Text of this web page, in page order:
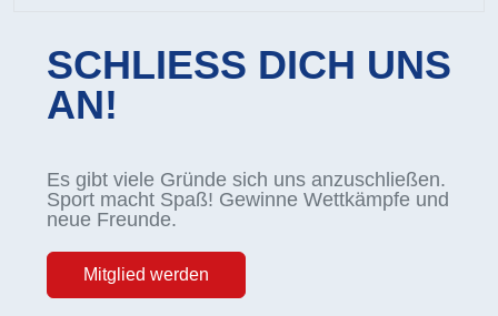
SCHLIESS DICH UNS
AN!
Es gibt viele Gründe sich uns anzuschließen.
Sport macht Spaß! Gewinne Wettkämpfe und
neue Freunde.
Mitglied werden